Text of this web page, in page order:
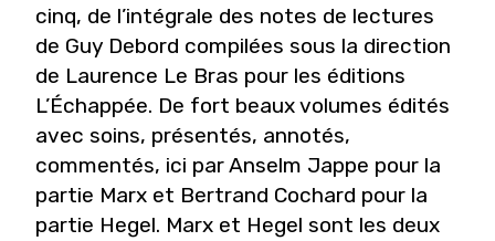
cinq, de l’intégrale des notes de lectures
de Guy Debord compilées sous la direction
de Laurence Le Bras pour les éditions
L’Échappée. De fort beaux volumes édités
avec soins, présentés, annotés,
commentés, ici par Anselm Jappe pour la
partie Marx et Bertrand Cochard pour la
partie Hegel. Marx et Hegel sont les deux